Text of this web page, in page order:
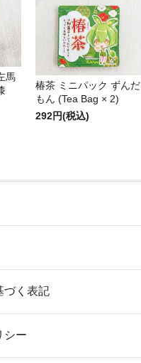
馬
椿茶 ミニパック ずんだ
もん (Tea Bag × 2)
292円(税込)
づく表記
シー